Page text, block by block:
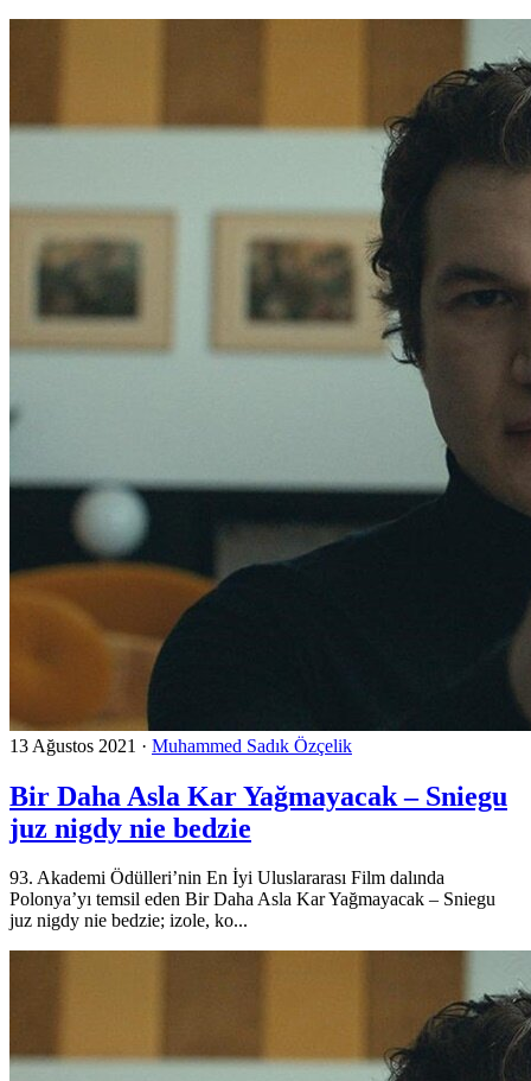
13 Ağustos 2021 · Muhammed Sadık Özçelik
Bir Daha Asla Kar Yağmayacak – Sniegu
juz nigdy nie bedzie
93. Akademi Ödülleri’nin En İyi Uluslararası Film dalında
Polonya’yı temsil eden Bir Daha Asla Kar Yağmayacak – Sniegu
juz nigdy nie bedzie; izole, ko...